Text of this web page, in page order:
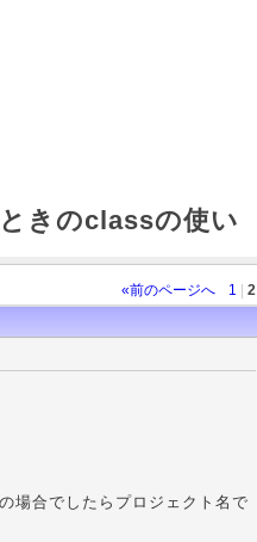
きのclassの使い
«前のページへ 1 2
場合でしたらプロジェクト名で